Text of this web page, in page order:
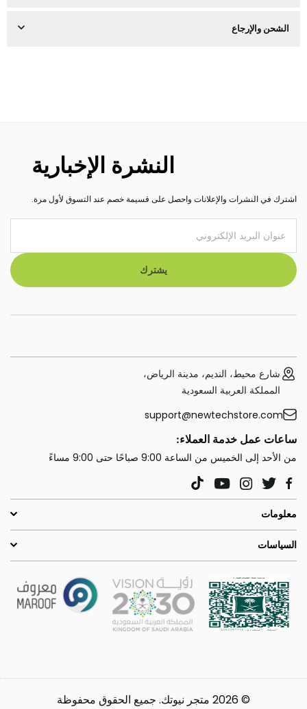
الشحن والإرجاع
النشرة الإخبارية
اشترك في النشرات والإعلانات واحصل على قسيمة خصم عند التسوق لأول مرة.
يشترك
شارع محيط، النديم، مدينة الرياض،
المملكة العربية السعودية
support@newtechstore.com
ساعات عمل خدمة العملاء:
من الأحد إلى الخميس من الساعة 9:00 صباحًا حتى 9:00 مساءً
Facebook
Twitter
Instagram
YouTube
معلومات
السياسات
© 2026 متجر نيوتك. جميع الحقوق محفوظة